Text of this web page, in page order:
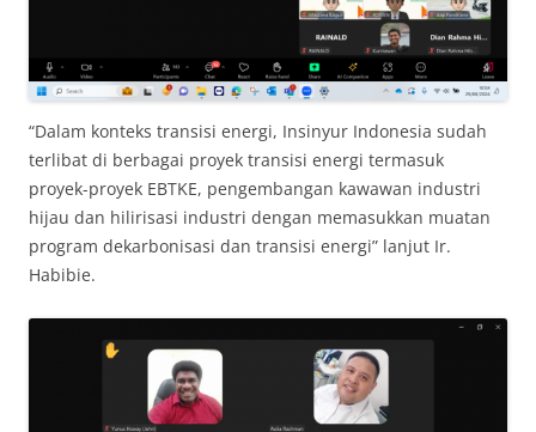
“Dalam konteks transisi energi, Insinyur Indonesia sudah
terlibat di berbagai proyek transisi energi termasuk
proyek-proyek EBTKE, pengembangan kawawan industri
hijau dan hilirisasi industri dengan memasukkan muatan
program dekarbonisasi dan transisi energi” lanjut Ir.
Habibie.